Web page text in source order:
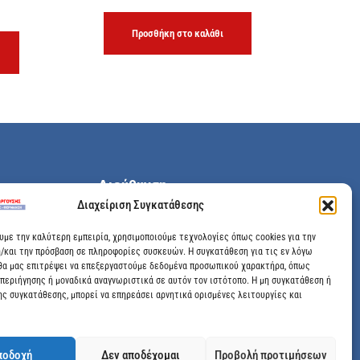
Διαχείριση Συγκατάθεσης
την καλύτερη εμπειρία, χρησιμοποιούμε τεχνολογίες όπως cookies για την
την πρόσβαση σε πληροφορίες συσκευών. Η συγκατάθεση για τις εν λόγω
μας επιτρέψει να επεξεργαστούμε δεδομένα προσωπικού χαρακτήρα, όπως
ή μοναδικά αναγνωριστικά σε αυτόν τον ιστότοπο. Η μη συγκατάθεση ή
συγκατάθεσης, μπορεί να επηρεάσει αρνητικά ορισμένες λειτουργίες και
Δεν αποδέχομαι Προβολή προτιμήσεων
Προσθήκη στο καλάθι
Διεύθυνση
Μεγάλης Χώρας 89, Αγρίνιο, Τ.Κ: 30100
info@dimitrelis-georgousis.gr
(+30) 26410 44020